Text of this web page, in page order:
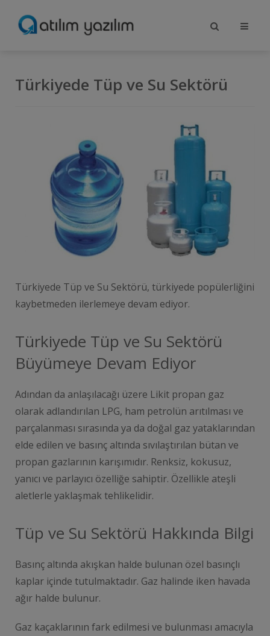
Türkiyede Tüp ve Su Sektörü
Türkiyede Tüp ve Su Sektörü, türkiyede popülerliğini
kaybetmeden ilerlemeye devam ediyor.
Türkiyede Tüp ve Su Sektörü
Büyümeye Devam Ediyor
Adından da anlaşılacağı üzere Likit propan gaz
olarak adlandırılan LPG, ham petrolün arıtılması ve
parçalanması sırasında ya da doğal gaz yataklarından
elde edilen ve basınç altında sıvılaştırılan bütan ve
propan gazlarının karışımıdır. Renksiz, kokusuz,
yanıcı ve parlayıcı özelliğe sahiptir. Özellikle ateşli
aletlerle yaklaşmak tehlikelidir.
Tüp ve Su Sektörü Hakkında Bilgi
Basınç altında akışkan halde bulunan özel basınçlı
kaplar içinde tutulmaktadır. Gaz halinde iken havada
ağır halde bulunur.
Gaz kaçaklarının fark edilmesi ve bulunması amacıyla